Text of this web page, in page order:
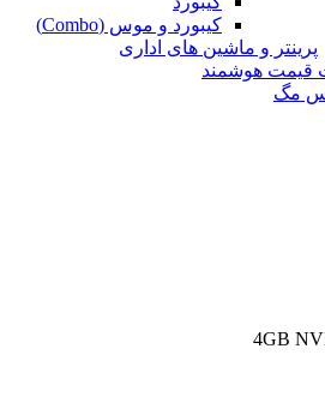
کیبورد و موس (Combo)
پرینتر و ماشین های اداری
قیمت هوشمند
مگ
4GB